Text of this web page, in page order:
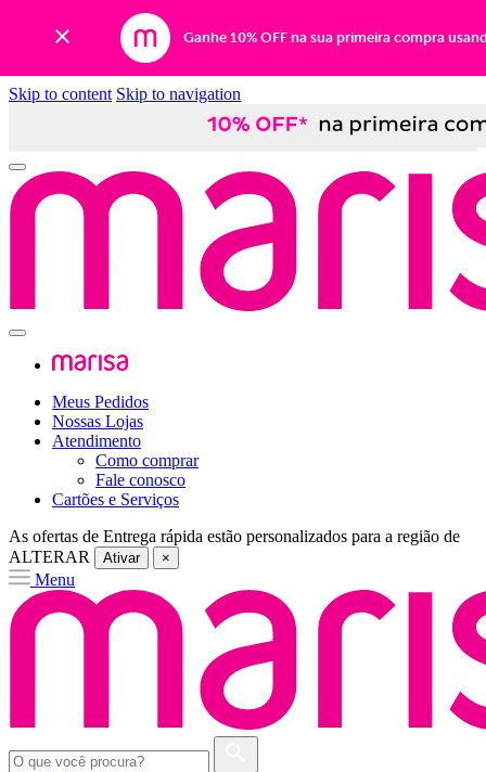
Ganhe 10% OFF na sua primeira compra
Skip to content Skip to navigation
Meus Pedidos
Nossas Lojas
Atendimento
Como comprar
Fale conosco
Cartões e Serviços
As ofertas de Entrega rápida estão personalizados para a região de
ALTERAR
Ativar ×
Menu